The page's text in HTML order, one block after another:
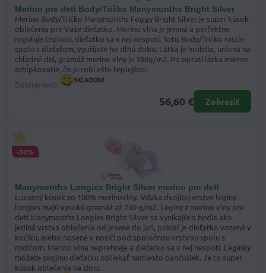
Merino pre deti Body/Tričko Manymonths Bright Silver
Merino Body/Tričko Manymonths Foggy Bright Silver je super kúsok
oblečenia pre Vaše dieťatko. Merino vlna je jemná a perfektne
reguluje teplotu, dieťatko sa v nej nespotí. Toto Body/Tričko rastie
spolu s dieťaťom, využijete ho dlhú dobu. Látka je hrubšia, určená na
chladné dni, gramáž merino vlny je 380g/m2. Po opratí látka mierne
schĺpkovatie, čo ju robí ešte teplejšou.
Dostupnosť:
56,60 € Zobraziť
Manymonths Longies Bright Silver merino pre deti
-30%
Luxusný kúsok zo 100% merinovlny. Vďaka dvojitej vrstve legíny
longies majú vysokú gramáž až 760 g/m2. Legíny z merino vlny pre
deti Manymonths Longies Bright Silver sa vynikajúco hodia ako
jediná vrstva oblečenia od jesene do jari, pokiaľ je dieťatko vozené v
kočíku, alebo nosené v nosiči pod spoločnou vrstvou spolu s
rodičom. Merino vlna neprehreje a dieťatko sa v nej nespotí. Legínky
môžete svojmu dieťatku obliekať namiesto pančušiek. Je to super
kúsok oblečenia na zimu.